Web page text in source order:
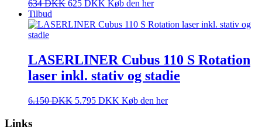
634DKK 625 DKK Køb den her
Tilbud
LASERLINER Cubus 110 S Rotation
laser inkl. stativ og stadie
6.150DKK 5.795 DKK Køb den her
Links